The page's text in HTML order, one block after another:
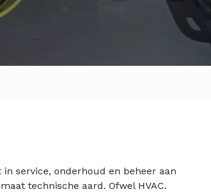
service, onderhoud en beheer aan
technische aard. Ofwel HVAC.